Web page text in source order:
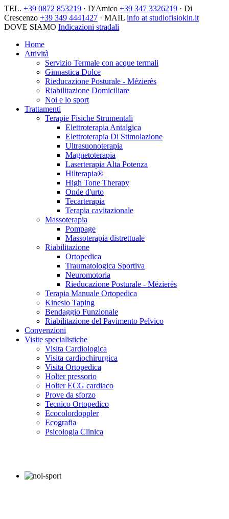
TEL. +39 0872 853219 · D'Amico +39 347 3326219 · Di
Crescenzo +39 349 4441427 · MAIL info at studiofisiokin.it
DOVE SIAMO Indicazioni stradali
Home
Attività
Servizio Termale con acque termali
Ginnastica Dolce
Rieducazione Posturale - Mézierès
Riabilitazione Domiciliare
Noi e lo sport
Trattamenti
Terapie Fisiche Strumentali
Elettroterapia Antalgica
Elettroterapia Di Stimolazione
Ultrasuonoterapia
Magnetoterapia
Laserterapia Alta Potenza
Hilterapia®
High Tone Therapy
Onde d'urto
Tecarterapia
Terapia cavitazionale
Massoterapia
Pompage
Massoterapia distrettuale
Riabilitazione
Ortopedica
Traumatologica Sportiva
Neuromotoria
Rieducazione Posturale - Mézierès
Terapia Manuale Ortopedica
Kinesio Taping
Bendaggio Funzionale
Riabilitazione del Pavimento Pelvico
Convenzioni
Visite specialistiche
Visita Cardiologica
Visita cardiochirurgica
Visita Ortopedica
Holter pressorio
Holter ECG cardiaco
Prove da sforzo
Tecnico Ortopedico
Ecocolordoppler
Ecografia
Psicologia Clinica